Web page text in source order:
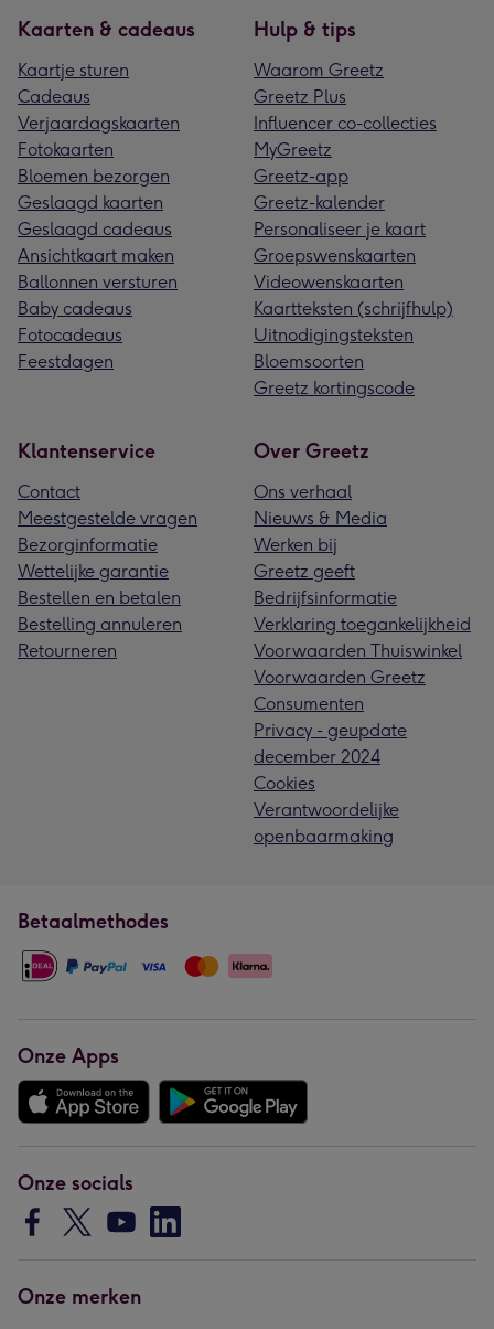
Kaarten & cadeaus
Kaartje sturen
Cadeaus
Verjaardagskaarten
Fotokaarten
Bloemen bezorgen
Geslaagd kaarten
Geslaagd cadeaus
Ansichtkaart maken
Ballonnen versturen
Baby cadeaus
Fotocadeaus
Feestdagen
Hulp & tips
Waarom Greetz
Greetz Plus
Influencer co-collecties
MyGreetz
Greetz-app
Greetz-kalender
Personaliseer je kaart
Groepswenskaarten
Videowenskaarten
Kaartteksten (schrijfhulp)
Uitnodigingsteksten
Bloemsoorten
Greetz kortingscode
Klantenservice
Contact
Meestgestelde vragen
Bezorginformatie
Wettelijke garantie
Bestellen en betalen
Bestelling annuleren
Retourneren
Over Greetz
Ons verhaal
Nieuws & Media
Werken bij
Greetz geeft
Bedrijfsinformatie
Verklaring toegankelijkheid
Voorwaarden Thuiswinkel
Voorwaarden Greetz
Consumenten
Privacy - geupdate
december 2024
Cookies
Verantwoordelijke
openbaarmaking
Betaalmethodes
Onze Apps
Onze socials
Onze merken